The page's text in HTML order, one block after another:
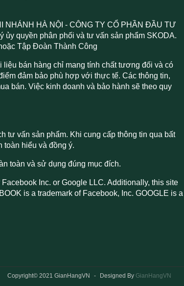
NHÁNH HÀ NỘI - CÔNG TY CỔ PHẦN ĐẦU TƯ
ủy quyền phân phối và tư vấn sản phẩm SKODA.
Tập Đoàn Thành Công
liệu bán hàng chỉ mang tính chất tương đối và có
đảm bảo phù hợp với thực tế. Các thông tin,
bán. Việc kinh doanh và bảo hành sẽ theo quy
tư vấn sản phẩm. Khi cung cấp thông tin qua bất
toàn hiểu và đồng ý.
toàn và sử dụng đúng mục đích.
Inc. or Google LLC. Additionally, this site
is a trademark of Facebook, Inc. GOOGLE is a
Copyright© 2021 GianHangVN - Designed By GianHangVN